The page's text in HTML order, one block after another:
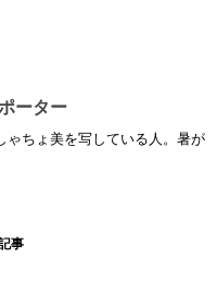
ーター
ゃちょ美を写している人。暑が
事